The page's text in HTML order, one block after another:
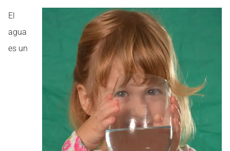
El
agua
es un